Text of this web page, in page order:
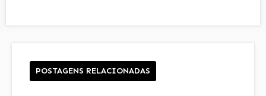
POSTAGENS RELACIONADAS